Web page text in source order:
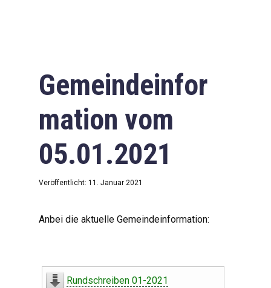
Gemeindeinfor
mation vom
05.01.2021
Veröffentlicht: 11. Januar 2021
Anbei die aktuelle Gemeindeinformation:
Rundschreiben 01-2021